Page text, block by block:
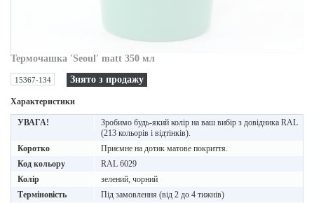
Термочашка 'Seoul' matt 350 мл
15367-134 Знято з продажу
Характеристики
УВАГА!
Зробимо будь-який колір на ваш вибір з довідника RAL
(213 кольорів і відтінків).
Коротко
Приємне на дотик матове покриття.
Код кольору
RAL 6029
Колір
зелений, чорний
Терміновість
Під замовлення (від 2 до 4 тижнів)